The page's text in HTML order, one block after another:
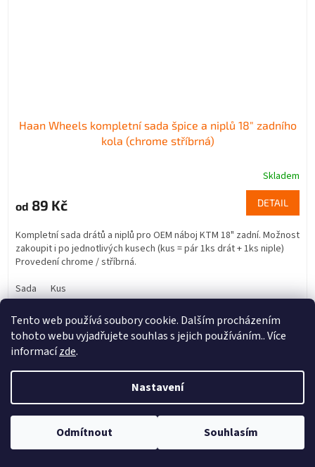
Tento web používá soubory cookie. Dalším procházením
tohoto webu vyjadřujete souhlas s jejich používáním.. Více
informacízde.
Nastavení
Odmítnout Souhlasím
Haan Wheels kompletní sada špice a niplů 18" zadního
kola (chrome stříbrná)
Skladem
od 89 Kč DETAIL
Kompletní sada drátů a niplů pro OEM náboj KTM 18" zadní. Možnost
zakoupit i po jednotlivých kusech (kus = pár 1ks drát + 1ks niple)
Provedení chrome / stříbrná.
Sada
Kus
Kód:78141013190